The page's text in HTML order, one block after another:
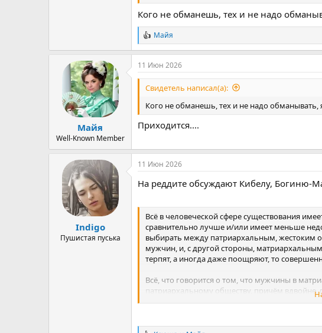
Многие играют роль, и то что они транслируют
Сильный эмпат легко считывает и роль и
Женщины чаще "играют роль" на людях. Но
большей маскулинности, чем они есть на
образами.... Играешь роль не далёкого
умнее их и гораздо профессиональнее. Не
Кого не обманешь, тех и не надо
Р
е
а
к
ц
и
Майя
Майя
Well-Known Member
11 Июн 2026
Свидетель написал(а):
Кого не обманешь, тех и не надо обманывать,
Приходится....
Indigo
Пушистая пуська
11 Июн 2026
На реддите обсуждают Кибелу, Богиню-
Всё в человеческой сфере существования
сравнительно лучше и/или имеет меньше
выбирать между патриархальным, жестоким
мужчин, и, с другой стороны,
терпят, а иногда даже поощряют, то
Всё, что говорится о том, что мужчины в
патриархальному обществу, причём
не являются независимыми; напротив, они